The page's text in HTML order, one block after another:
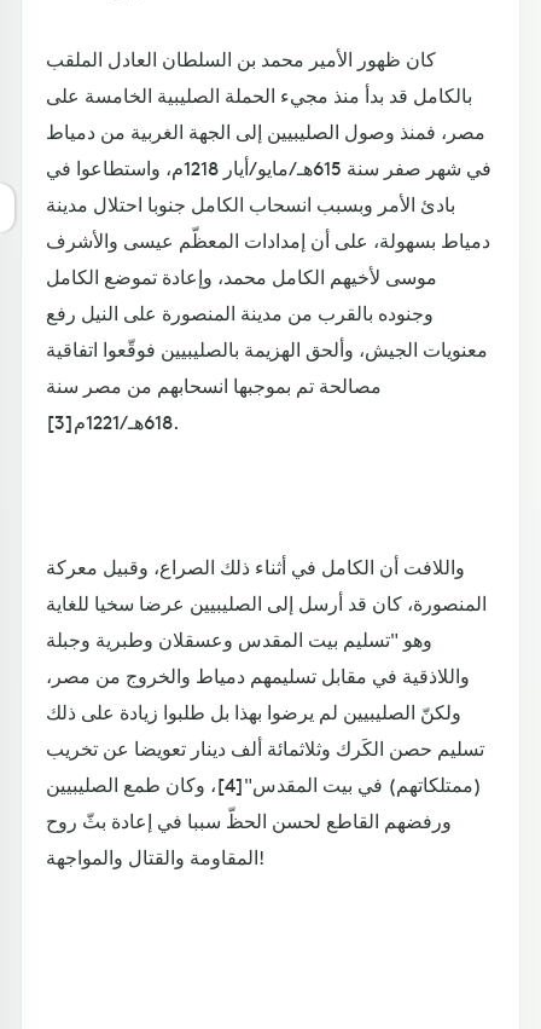
كان ظهور الأمير محمد بن السلطان العادل الملقب
بالكامل قد بدأ منذ مجيء الحملة الصليبية الخامسة على
مصر، فمنذ وصول الصليبيين إلى الجهة الغربية من دمياط
في شهر صفر سنة 615هـ/مايو/أيار 1218م، واستطاعوا في
بادئ الأمر وبسبب انسحاب الكامل جنوبا احتلال مدينة
دمياط بسهولة، على أن إمدادات المعظّم عيسى والأشرف
موسى لأخيهم الكامل محمد، وإعادة تموضع الكامل
وجنوده بالقرب من مدينة المنصورة على النيل رفع
معنويات الجيش، وألحق الهزيمة بالصليبيين فوقّعوا اتفاقية
مصالحة تم بموجبها انسحابهم من مصر سنة
618هـ/1221م[3].
واللافت أن الكامل في أثناء ذلك الصراع، وقبيل معركة
المنصورة، كان قد أرسل إلى الصليبيين عرضا سخيا للغاية
وهو "تسليم بيت المقدس وعسقلان وطبرية وجبلة
واللاذقية في مقابل تسليمهم دمياط والخروج من مصر،
ولكنّ الصليبيين لم يرضوا بهذا بل طلبوا زيادة على ذلك
تسليم حصن الكَرك وثلاثمائة ألف دينار تعويضا عن تخريب
(ممتلكاتهم) في بيت المقدس"[4]، وكان طمع الصليبيين
ورفضهم القاطع لحسن الحظّ سببا في إعادة بثّ روح
المقاومة والقتال والمواجهة!